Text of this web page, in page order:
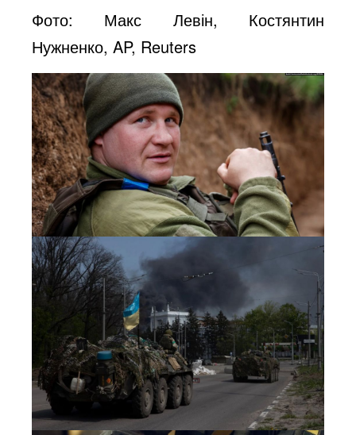
Фото: Макс Левін, Костянтин
Нужненко, AP, Reuters